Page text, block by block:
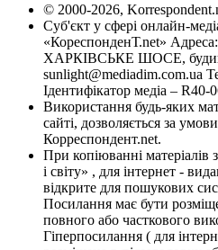
© 2000-2026,
Суб'єкт у сфері онлайн-
«КореспонденТ.net»
ХАРКІВСЬКЕ ШОСЕ,
sunlight@mediadim.com.ua
Ідентифікатор медіа – R40-
Використання будь-яких
сайті, дозволяється за
Корреспондент.net.
При копіюванні матеріалів
і світу» , для інтернет -
відкрите для пошукових
Посилання має бути
повного або часткового
Гіперпосилання ( для